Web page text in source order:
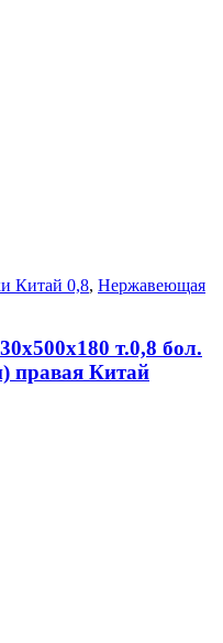
Китай 0,8, Нержавеющая
т.0,8 бол.
правая Китай